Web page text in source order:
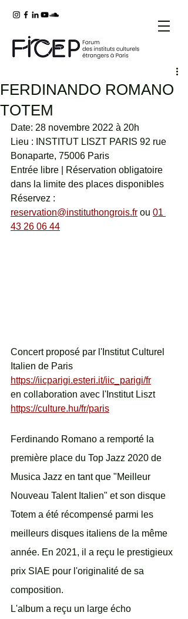
FERDINANDO ROMANO
TOTEM
Date: 28 novembre 2022 à 20h
Lieu : INSTITUT LISZT PARIS 92 rue
Bonaparte, 75006 Paris
Entrée libre | Réservation obligatoire
dans la limite des places disponibles
Réservez :
reservation@instituthongrois.fr ou 01
43 26 06 44
Concert proposé par l'Institut Culturel
Italien de Paris
https://iicparigi.esteri.it/iic_parigi/fr
en collaboration avec l'Institut Liszt
https://culture.hu/fr/paris
Ferdinando Romano a remporté la
première place du Top Jazz 2020 de
Musica Jazz en tant que "Meilleur
Nouveau Talent Italien" et son disque
Totem a été récompensé parmi les
meilleurs disques italiens de la même
année. En 2021, il a reçu le prestigieux
prix SIAE pour l'originalité de sa
composition.
L'album a reçu un large écho